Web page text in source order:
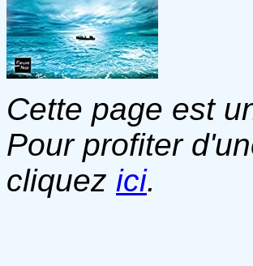
Cette page est
Pour profiter
cliquez ici.